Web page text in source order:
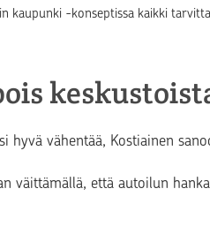
kaupunki -konseptissa kaikki
hyvä vähentää, Kostiainen
väittämällä, että autoilun